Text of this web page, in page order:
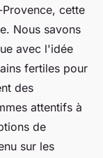
cette
Nous savons
avec l'idée
fertiles pour
des
attentifs à
de
sur les